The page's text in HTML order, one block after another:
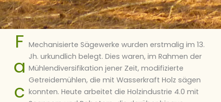
F
a
c
Mechanisierte Sägewerke wurden erstmalig im 13.
Jh. urkundlich belegt. Dies waren, im Rahmen der
Mühlendiversifikation jener Zeit, modifizierte
Getreidemühlen, die mit Wasserkraft Holz sägen
konnten. Heute arbeitet die Holzindustrie 4.0 mit